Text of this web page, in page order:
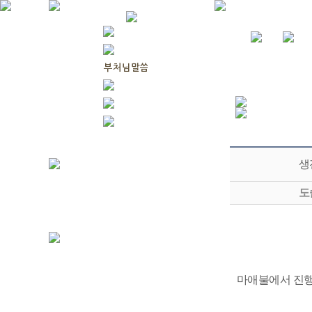
생
마애불에서 진